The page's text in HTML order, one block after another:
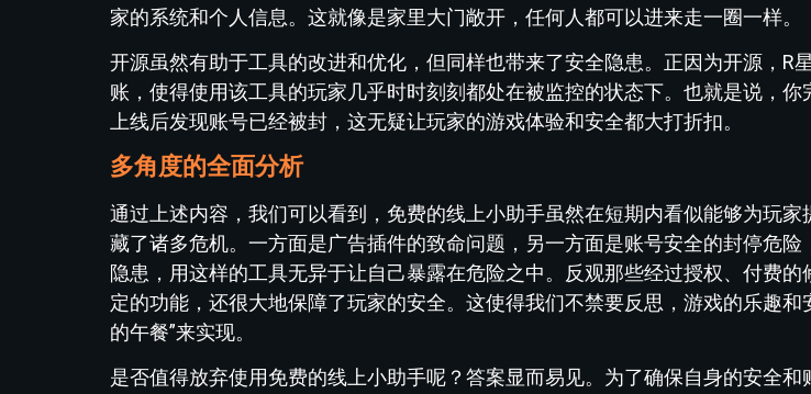
家的系统和个人信息。这就像是家里大门敞开，任何人都可以进来走一圈一样。
开源虽然有助于工具的改进和优化，但同样也带来了安全隐患。正因为开源，R
账，使得使用该工具的玩家几乎时时刻刻都处在被监控的状态下。也就是说，
上线后发现账号已经被封，这无疑让玩家的游戏体验和安全都大打折扣。
多角度的全面分析
通过上述内容，我们可以看到，免费的线上小助手虽然在短期内看似能够为玩
藏了诸多危机。一方面是广告插件的致命问题，另一方面是账号安全的封停危
隐患，用这样的工具无异于让自己暴露在危险之中。反观那些经过授权、付费
定的功能，还很大地保障了玩家的安全。这使得我们不禁要反思，游戏的乐趣和
的午餐”来实现。
是否值得放弃使用免费的线上小助手呢？答案显而易见。为了确保自身的安全